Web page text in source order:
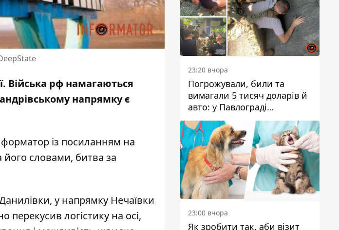
Війська рф намагаються
напрямку є
із посиланням на
його словами, битва за
у напрямку Нечаївки
перекусив логістику на осі,
23:20 вчора
Погрожували, били та
вимагали 5 тисяч доларів й
авто: у Павлограді
затримали двох чоловіків
23:00 вчора
Як зробити так, аби візит